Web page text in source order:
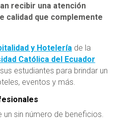
recibir una atención
calidad que complemente
y Hoteleríade la
Católica del Ecuador
estudiantes para brindar un
eventos y más.
un sin número de beneficios.